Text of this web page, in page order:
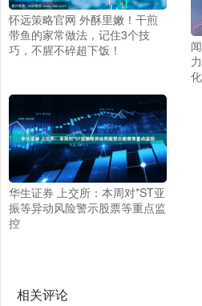
怀远策略官网 外酥里嫩！干煎
带鱼的家常做法，记住3个技
巧，不腥不碎超下饭！
化
华生证券 上交所：本周对*ST亚
振等异动风险警示股票等重点监
控
相关评论